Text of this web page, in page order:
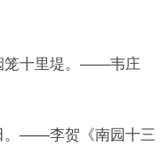
笼十里堤。——韦庄
。——李贺《南园十三